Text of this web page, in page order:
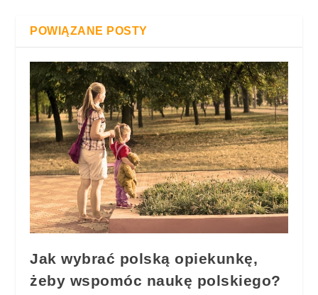
POWIĄZANE POSTY
Jak wybrać polską opiekunkę,
żeby wspomóc naukę polskiego?